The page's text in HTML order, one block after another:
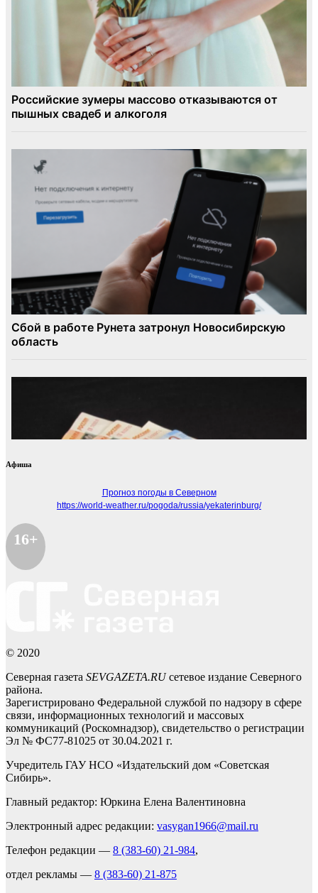
Афиша
Прогноз погоды в Северном
https://world-weather.ru/pogoda/russia/yekaterinburg/
16+
© 2020
Северная газета SEVGAZETA.RUсетевое издание Северного
района.
Зарегистрировано Федеральной службой по надзору в сфере
связи, информационных технологий и массовых
коммуникаций (Роскомнадзор), свидетельство о регистрации
Эл № ФС77-81025 от 30.04.2021 г.
Учредитель ГАУ НСО «Издательский дом «Советская
Сибирь».
Главный редактор: Юркина Елена Валентиновна
Электронный адрес редакции: vasygan1966@mail.ru
Телефон редакции — 8 (383-60) 21-984,
отдел рекламы — 8 (383-60) 21-875